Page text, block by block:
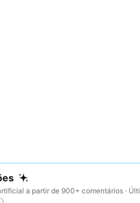
a partir de 900+ comentários ·